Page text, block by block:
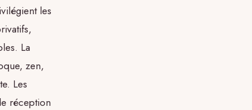
les
La
zen,
Les
réception